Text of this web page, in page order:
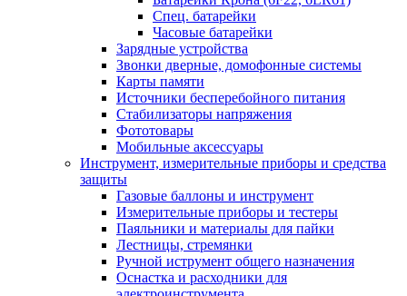
Спец. батарейки
Часовые батарейки
Зарядные устройства
Звонки дверные, домофонные системы
Карты памяти
Источники бесперебойного питания
Стабилизаторы напряжения
Фототовары
Мобильные аксессуары
Инструмент, измерительные приборы и средства
защиты
Газовые баллоны и инструмент
Измерительные приборы и тестеры
Паяльники и материалы для пайки
Лестницы, стремянки
Ручной иструмент общего назначения
Оснастка и расходники для